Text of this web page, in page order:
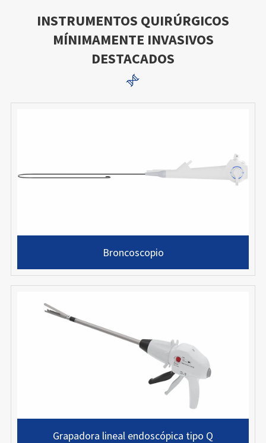
INSTRUMENTOS QUIRÚRGICOS
MÍNIMAMENTE INVASIVOS
DESTACADOS

Broncoscopio
Grapadora lineal endoscópica tipo Q